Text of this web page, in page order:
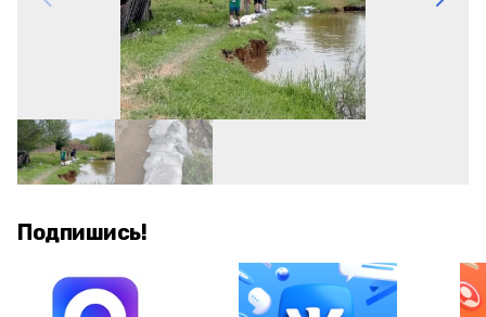
Подпишись!